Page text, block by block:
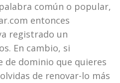
común o popular,
entonces
registrado un
En cambio, si
de dominio que quieres
de renovar-lo más